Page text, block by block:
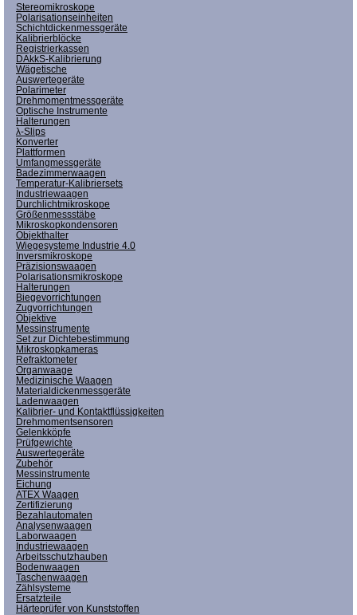
Stereomikroskope
Polarisationseinheiten
Schichtdickenmessgeräte
Kalibrierblöcke
Registrierkassen
DAkkS-Kalibrierung
Wägetische
Auswertegeräte
Polarimeter
Drehmomentmessgeräte
Optische Instrumente
Halterungen
λ-Slips
Konverter
Plattformen
Umfangmessgeräte
Badezimmerwaagen
Temperatur-Kalibriersets
Industriewaagen
Durchlichtmikroskope
Größenmessstäbe
Mikroskopkondensoren
Objekthalter
Wiegesysteme Industrie 4.0
Inversmikroskope
Präzisionswaagen
Polarisationsmikroskope
Halterungen
Biegevorrichtungen
Zugvorrichtungen
Objektive
Messinstrumente
Set zur Dichtebestimmung
Mikroskopkameras
Refraktometer
Organwaage
Medizinische Waagen
Materialdickenmessgeräte
Ladenwaagen
Kalibrier- und Kontaktflüssigkeiten
Drehmomentsensoren
Gelenkköpfe
Prüfgewichte
Auswertegeräte
Zubehör
Messinstrumente
Eichung
ATEX Waagen
Zertifizierung
Bezahlautomaten
Analysenwaagen
Laborwaagen
Industriewaagen
Arbeitsschutzhauben
Bodenwaagen
Taschenwaagen
Zählsysteme
Ersatzteile
Härteprüfer von Kunststoffen